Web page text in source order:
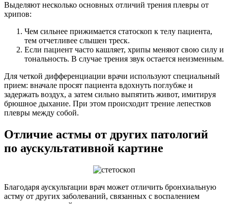
Выделяют несколько основных отличий трения плевры от
хрипов:
Чем сильнее прижимается статоскоп к телу пациента,
тем отчетливее слышен треск.
Если пациент часто кашляет, хрипы меняют свою силу и
тональность. В случае трения звук остается неизменным.
Для четкой дифференциации врачи используют специальный
прием: вначале просят пациента вдохнуть поглубже и
задержать воздух, а затем сильно выпятить живот, имитируя
брюшное дыхание. При этом происходит трение лепестков
плевры между собой.
Отличие астмы от других патологий
по аускультативной картине
Благодаря аускультации врач может отличить бронхиальную
астму от других заболеваний, связанных с воспалением